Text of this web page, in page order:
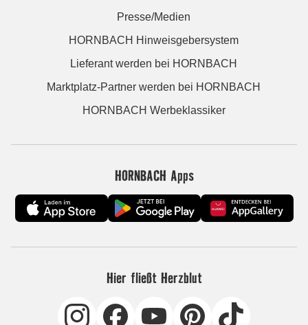
Presse/Medien
HORNBACH Hinweisgebersystem
Lieferant werden bei HORNBACH
Marktplatz-Partner werden bei HORNBACH
HORNBACH Werbeklassiker
HORNBACH Apps
Hier fließt Herzblut